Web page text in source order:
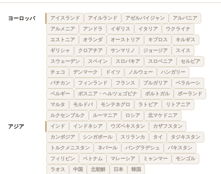
ヨーロッパ アイスランド アイルランド アゼルバイジャン
アルバニア
アルメニア
アンドラ イギリス イタリア
ウクライナ
エストニア
オランダ オーストリア キプロス
キルギス
ギリシャ
クロアチア サンマリノ ジョージア
スイス
スウェーデン
スペイン スロバキア スロベニア
セルビア
チェコ
デンマーク ドイツ ノルウェー
ハンガリー
バチカン
フィンランド フランス ブルガリア
ベラルーシ
ベルギー
ボスニア・ヘルツェゴビナ ポルトガル
ポーランド
マルタ
モルドバ モンテネグロ ラトビア
リトアニア
ルクセンブルク
ルーマニア ロシア 北マケドニア
アジア インド インドネシア ウズベキスタン
カザフスタン
カンボジア
シンガポール スリランカ タイ
タジキスタン
トルクメニスタン
ネパール バングラデシュ
パキスタン
フィリピン
ベトナム マレーシア ミャンマー
モンゴル
ラオス
中国 北朝鮮 日本 韓国